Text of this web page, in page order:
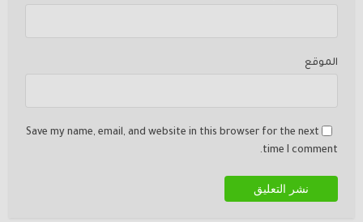
الموقع
Save my name, email, and website in this browser for the next
time I comment.